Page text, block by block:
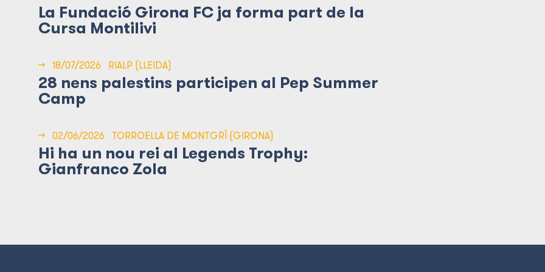
La Fundació Girona FC ja forma part de la
Cursa Montilivi
→ 18/07/2026 RIALP (LLEIDA)
28 nens palestins participen al Pep Summer
Camp
→ 02/06/2026 TORROELLA DE MONTGRÍ (GIRONA)
Hi ha un nou rei al Legends Trophy:
Gianfranco Zola